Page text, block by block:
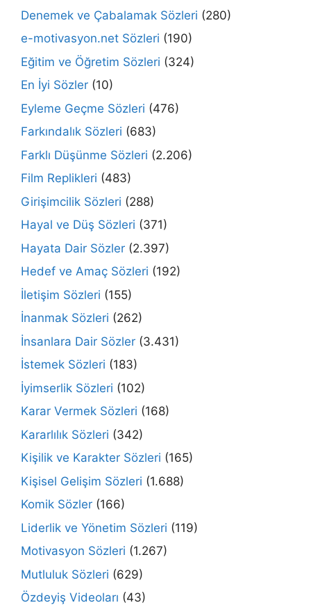
Denemek ve Çabalamak Sözleri (280)
e-motivasyon.net Sözleri (190)
Eğitim ve Öğretim Sözleri (324)
En İyi Sözler (10)
Eyleme Geçme Sözleri (476)
Farkındalık Sözleri (683)
Farklı Düşünme Sözleri (2.206)
Film Replikleri (483)
Girişimcilik Sözleri (288)
Hayal ve Düş Sözleri (371)
Hayata Dair Sözler (2.397)
Hedef ve Amaç Sözleri (192)
İletişim Sözleri (155)
İnanmak Sözleri (262)
İnsanlara Dair Sözler (3.431)
İstemek Sözleri (183)
İyimserlik Sözleri (102)
Karar Vermek Sözleri (168)
Kararlılık Sözleri (342)
Kişilik ve Karakter Sözleri (165)
Kişisel Gelişim Sözleri (1.688)
Komik Sözler (166)
Liderlik ve Yönetim Sözleri (119)
Motivasyon Sözleri (1.267)
Mutluluk Sözleri (629)
Özdeyiş Videoları (43)